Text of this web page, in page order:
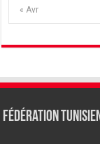
« Avr
Fédération